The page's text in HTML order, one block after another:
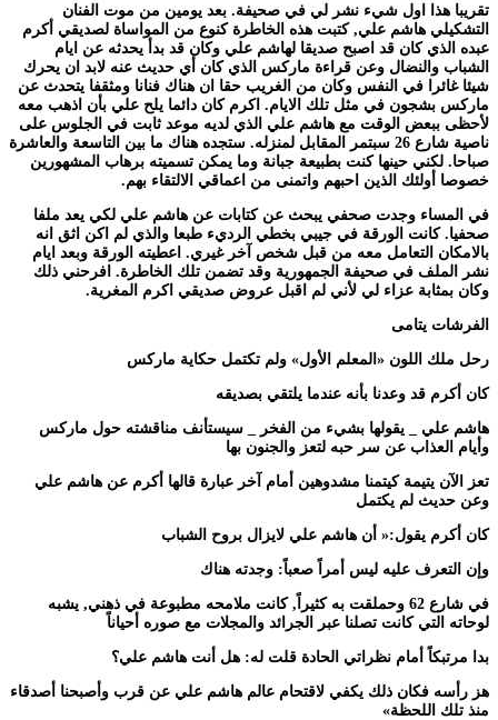
تقريبا هذا اول شيء نشر لي في صحيفة. بعد يومين من موت الفنان
التشكيلي هاشم علي, كتبت هذه الخاطرة كنوع من المواساة لصديقي أكرم
عبده الذي كان قد اصبح صديقا لهاشم علي وكان قد بدأ يحدثه عن ايام
الشباب والنضال وعن قراءة ماركس الذي كان أي حديث عنه لابد ان يحرك
شيئا غائرا في النفس وكان من الغريب حقا ان هناك فنانا ومثقفا يتحدث عن
ماركس بشجون في مثل تلك الايام. اكرم كان دائما يلح علي بأن اذهب معه
لأحظى ببعض الوقت مع هاشم علي الذي لديه موعد ثابت في الجلوس على
ناصية شارع 26 سبتمر المقابل لمنزله. ستجده هناك ما بين التاسعة والعاشرة
صباحا. لكني حينها كنت بطبيعة جبانة وما يمكن تسميته برهاب المشهورين
خصوصا أولئك الذين احبهم واتمنى من اعماقي الالتقاء بهم.
في المساء وجدت صحفي يبحث عن كتابات عن هاشم علي لكي يعد ملفا
صحفيا. كانت الورقة في جيبي بخطي الرديء طبعا والذي لم اكن اثق انه
بالامكان التعامل معه من قبل شخص آخر غيري. اعطيته الورقة وبعد ايام
نشر الملف في صحيفة الجمهورية وقد تضمن تلك الخاطرة. افرحني ذلك
وكان بمثابة عزاء لي لأني لم اقبل عروض صديقي اكرم المغرية.
الفرشات يتامى
رحل ملك اللون «المعلم الأول» ولم تكتمل حكاية ماركس
كان أكرم قد وعدنا بأنه عندما يلتقي بصديقه
هاشم علي _ يقولها بشيء من الفخر _ سيستأنف مناقشته حول ماركس
وأيام العذاب عن سر حبه لتعز والجنون بها
تعز الآن يتيمة كيتمنا مشدوهين أمام آخر عبارة قالها أكرم عن هاشم علي
وعن حديث لم يكتمل
كان أكرم يقول:« أن هاشم علي لايزال بروح الشباب
وإن التعرف عليه ليس أمراً صعباً: وجدته هناك
في شارع 62 وحملقت به كثيراً, كانت ملامحه مطبوعة في ذهني, يشبه
لوحاته التي كانت تصلنا عبر الجرائد والمجلات مع صوره أحياناً
بدا مرتبكاً أمام نظراتي الحادة قلت له: هل أنت هاشم علي؟
هز رأسه فكان ذلك يكفي لاقتحام عالم هاشم علي عن قرب وأصبحنا أصدقاء
منذ تلك اللحظة»